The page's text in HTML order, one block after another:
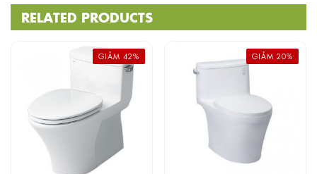
RELATED PRODUCTS
GIẢM 42% GIẢM 20%